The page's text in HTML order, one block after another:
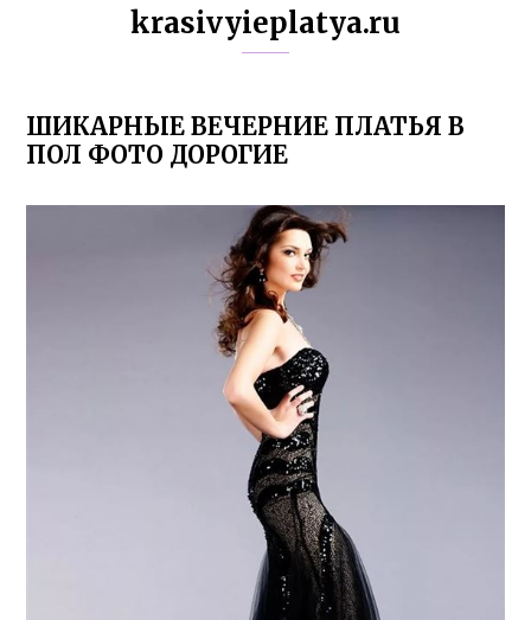
krasivyieplatya.ru
ШИКАРНЫЕ ВЕЧЕРНИЕ ПЛАТЬЯ В
ПОЛ ФОТО ДОРОГИЕ